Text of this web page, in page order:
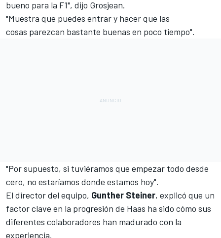
bueno para la F1", dijo Grosjean.
"Muestra que puedes entrar y hacer que las
cosas parezcan bastante buenas en poco tiempo".
"Por supuesto, si tuviéramos que empezar todo desde
cero, no estaríamos donde estamos hoy".
El director del equipo, Gunther Steiner, explicó que un
factor clave en la progresión de Haas ha sido cómo sus
diferentes colaboradores han madurado con la
experiencia.